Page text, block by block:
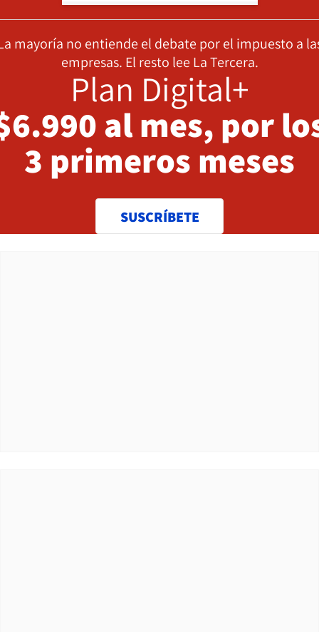
mayoría no entiende el debate por el impuesto a
empresas. El resto lee La Tercera.
Plan Digital+
al mes, por
3 primeros meses
SUSCRÍBETE